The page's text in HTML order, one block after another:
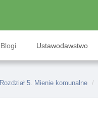
Blogi Ustawodawstwo
Rozdział 5. Mienie komunalne